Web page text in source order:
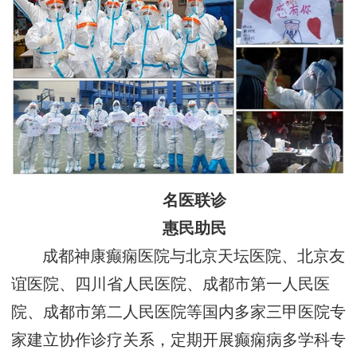
名医联诊
惠民助民
成都神康癫痫医院与北京天坛医院、北京友
谊医院、四川省人民医院、成都市第一人民医
院、成都市第二人民医院等国内多家三甲医院专
家建立协作诊疗关系，定期开展癫痫病多学科专